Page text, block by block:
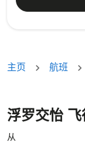
主页 航班
浮罗交怡
从